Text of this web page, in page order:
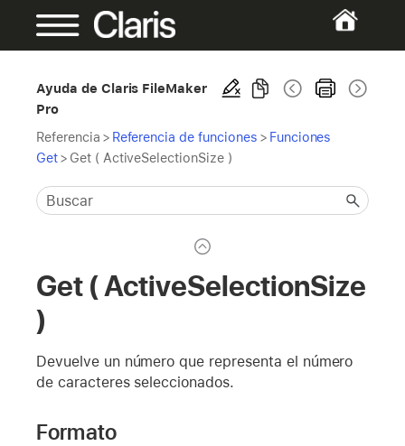
Ayuda de Claris FileMaker
Pro
Referencia > Referencia de funciones > Funciones
Get> Get ( ActiveSelectionSize )
Get ( ActiveSelectionSize
)
Devuelve un número que representa el número
de caracteres seleccionados.
Formato